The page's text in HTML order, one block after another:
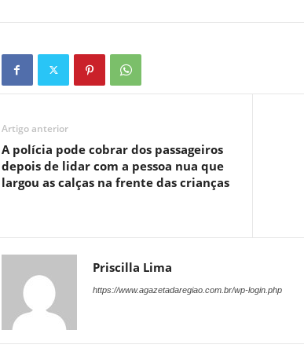
Artigo anterior
A polícia pode cobrar dos passageiros
depois de lidar com a pessoa nua que
largou as calças na frente das crianças
Priscilla Lima
https://www.agazetadaregiao.com.br/wp-login.php